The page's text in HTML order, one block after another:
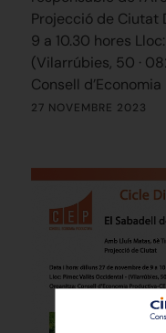
Projecció de Ciutat
9 a 10.30 hores
(Vilarrúbies, 50 ·
Consell
27 NOVEMBRE 2023